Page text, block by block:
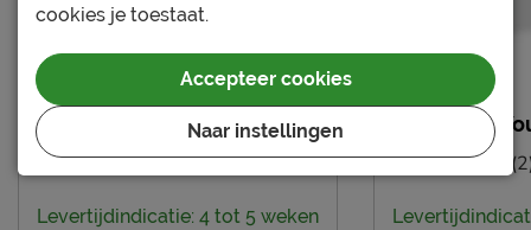
Garantie
Montage
niet inbegrepen
Leveranciersinformatie
Naam Beter Bed B.V.
Postbus 716, 5400 AS,
Uden, Nederland
Bed Young
(11)
Levertijdindicatie: 4 tot 5 weken
Nachtkast
cookies je toestaat.
Naar instellingen
Accepteer cookies